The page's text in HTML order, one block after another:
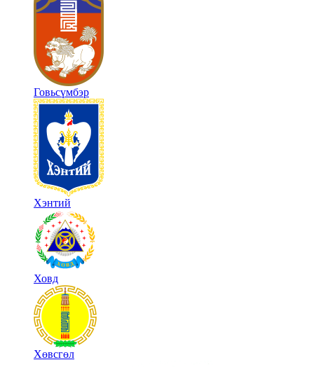
Говьсүмбэр
Хэнтий
Ховд
Хөвсгөл